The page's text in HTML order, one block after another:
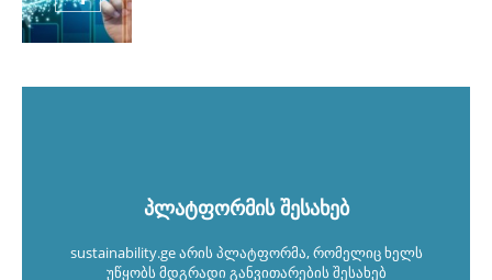
პლატფორმის შესახებ
sustainability.ge არის პლატფორმა, რომელიც ხელს
უწყობს მდგრადი განვითარების შესახებ